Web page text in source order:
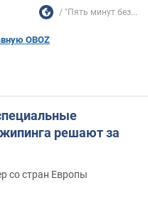
"Пять минут без...
OBOZ
решают за
со стран Европы